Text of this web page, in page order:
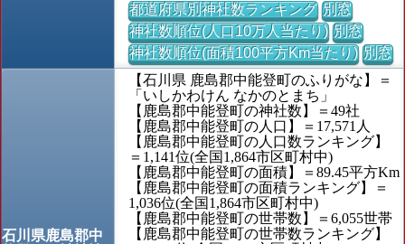
都道府県別神社数ランキング 別窓
神社数順位(人口10万人当たり) 別窓
神社数順位(面積100平方Km当たり) 別窓
石川県鹿島郡中
【石川県 鹿島郡中能登町のふりがな】＝
「いしかわけん なかのとまち」
【鹿島郡中能登町の神社数】＝49社
【鹿島郡中能登町の人口】＝17,571人
【鹿島郡中能登町の人口数ランキング】
＝1,141位(全国1,864市区町村中)
【鹿島郡中能登町の面積】＝89.45平方Km
【鹿島郡中能登町の面積ランキング】＝
1,036位(全国1,864市区町村中)
【鹿島郡中能登町の世帯数】＝6,055世帯
【鹿島郡中能登町の世帯数ランキング】